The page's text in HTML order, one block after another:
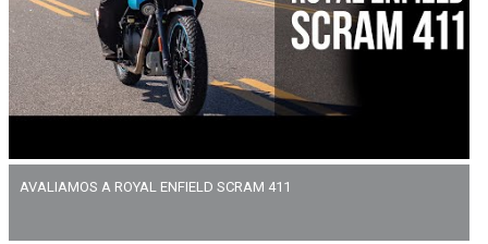
AVALIAMOS A ROYAL ENFIELD SCRAM 411